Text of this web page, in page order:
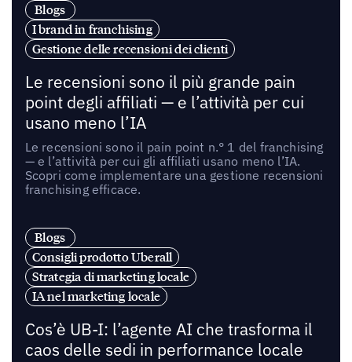
Blogs
I brand in franchising
Gestione delle recensioni dei clienti
Le recensioni sono il più grande pain
point degli affiliati — e l’attività per cui
usano meno l’IA
Le recensioni sono il pain point n.° 1 del franchising
— e l’attività per cui gli affiliati usano meno l’IA.
Scopri come implementare una gestione recensioni
franchising efficace.
Blogs
Consigli prodotto Uberall
Strategia di marketing locale
IA nel marketing locale
Cos’è UB-I: l’agente AI che trasforma il
caos delle sedi in performance locale